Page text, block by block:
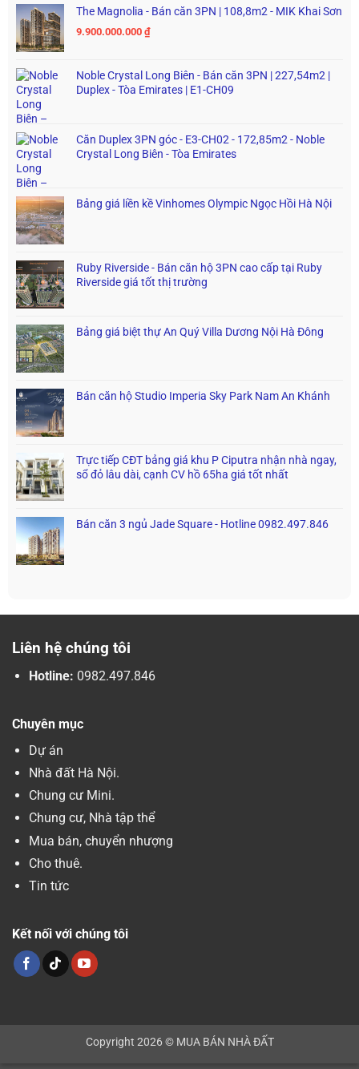
The Magnolia - Bán căn 3PN | 108,8m2 - MIK Khai Sơn
9.900.000.000 ₫
Noble Crystal Long Biên - Bán căn 3PN | 227,54m2 |
Duplex - Tòa Emirates | E1-CH09
Căn Duplex 3PN góc - E3-CH02 - 172,85m2 - Noble
Crystal Long Biên - Tòa Emirates
Bảng giá liền kề Vinhomes Olympic Ngọc Hồi Hà Nội
Ruby Riverside - Bán căn hộ 3PN cao cấp tại Ruby
Riverside giá tốt thị trường
Bảng giá biệt thự An Quý Villa Dương Nội Hà Đông
Bán căn hộ Studio Imperia Sky Park Nam An Khánh
Trực tiếp CĐT bảng giá khu P Ciputra nhận nhà ngay,
sổ đỏ lâu dài, cạnh CV hồ 65ha giá tốt nhất
Bán căn 3 ngủ Jade Square - Hotline 0982.497.846
Liên hệ chúng tôi
Hotline: 0982.497.846
Chuyên mục
Dự án
Nhà đất Hà Nội.
Chung cư Mini.
Chung cư, Nhà tập thể
Mua bán, chuyển nhượng
Cho thuê.
Tin tức
Kết nối với chúng tôi
Copyright 2026 © MUA BÁN NHÀ ĐẤT